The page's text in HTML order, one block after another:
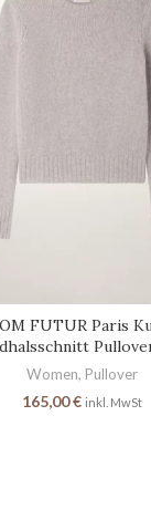
FUTUR Paris
Women, Pullover
165,00€ inkl. MwSt